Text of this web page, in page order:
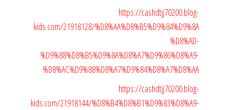
https://cashdtjj70200.blog-
kids.com/21918128/%D8%AA%D8%B5%D9%84%D9%8A
%D8%AD-
%D9%88%D8%B5%D9%8A%D8%A7%D9%86%D8%A9-
%D8%AC%D9%88%D8%A7%D9%84%D8%A7%D8%AA
https://cashdtjj70200.blog-
kids.com/21918144/%D8%B4%D8%B1%D9%83%D8%A9-